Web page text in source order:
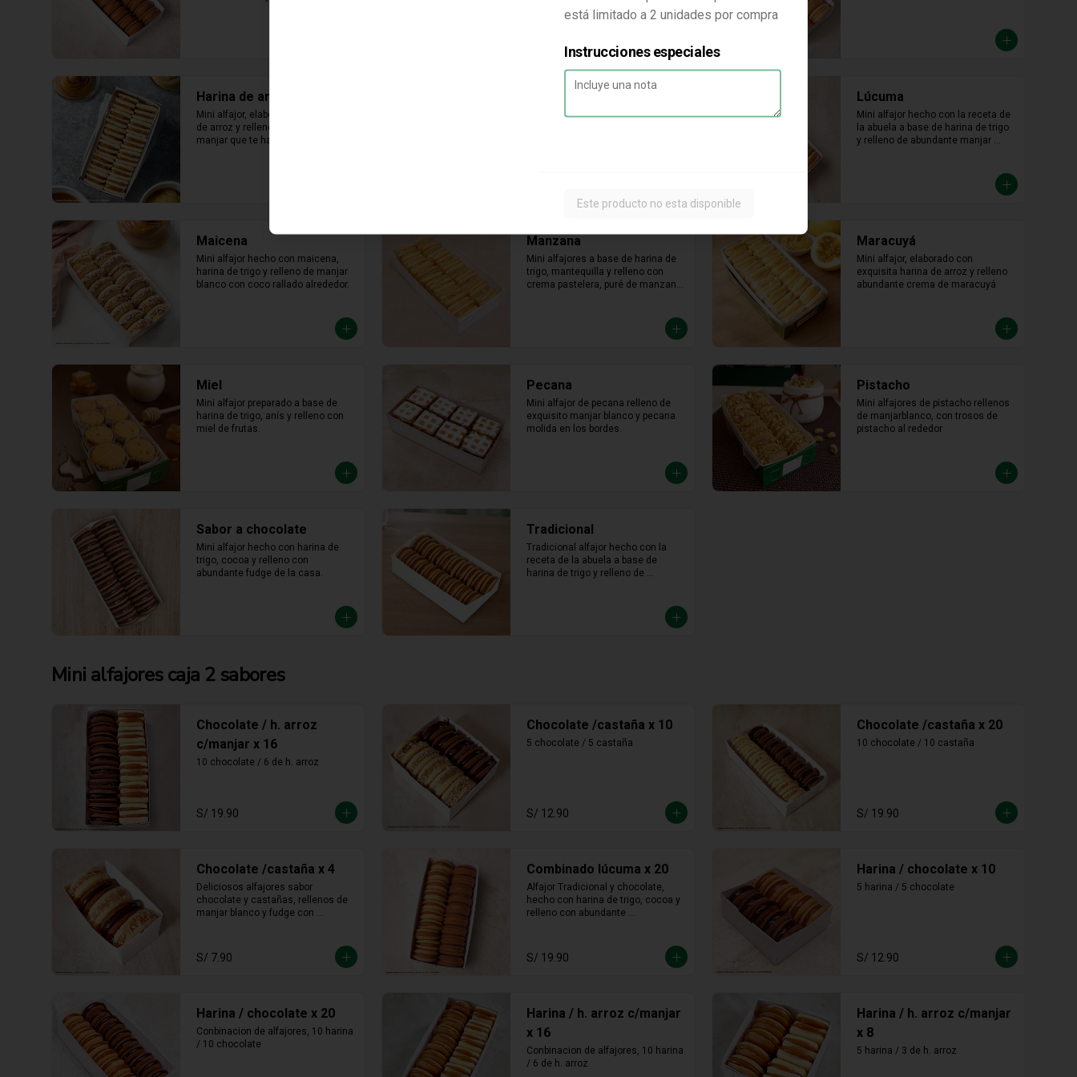
Relleno de manjar hecho con leche
fresca, dulce, cremoso y un toque
Harina de arroz
Mini alfajor, elaborado con harina
de arroz y relleno abundante
manjar que te hará saborear cada
Mini alfajor de maicena relleno con
Lúcuma
Mini alfajor hecho con la receta de
la abuela a base de harina de trigo
y relleno de abundante manjar
Maicena
Mini alfajor hecho con maicena,
harina de trigo y relleno de manjar
blanco con coco rallado alrededor.
Manzana
Mini alfajores a base de harina de
trigo, mantequilla y relleno con
crema pastelera, puré de manzana
Maracuyá
Mini alfajor, elaborado con
exquisita harina de arroz y relleno
abundante crema de maracuyá
Miel
Mini alfajor preparado a base de
harina de trigo, anís y relleno con
miel de frutas.
Pecana
Mini alfajor de pecana relleno de
exquisito manjar blanco y pecana
molida en los bordes.
Pistacho
Mini alfajores de pistacho rellenos
de manjarblanco, con trosos de
pistacho al rededor
Sabor a chocolate
Mini alfajor hecho con harina de
trigo, cocoa y relleno con
abundante fudge de la casa.
Tradicional
Tradicional alfajor hecho con la
receta de la abuela a base de
harina de trigo y relleno de
Mini alfajores caja 2 sabores
Chocolate / h. arroz
c/manjar x 16
10 chocolate / 6 de h. arroz
S/ 19.90
Chocolate /castaña x 10
5 chocolate / 5 castaña
S/ 12.90
Chocolate /castaña x 20
10 chocolate / 10 castaña
S/ 19.90
Chocolate /castaña x 4
Deliciosos alfajores sabor
chocolate y castañas, rellenos de
manjar blanco y fudge con
S/ 7.90
Combinado lúcuma x 20
Alfajor Tradicional y chocolate,
hecho con harina de trigo, cocoa y
relleno con abundante
S/ 19.90
Harina / chocolate x 10
5 harina / 5 chocolate
S/ 12.90
Harina / chocolate x 20
Conbinacion de alfajores, 10 harina
/ 10 chocolate
Harina / h. arroz c/manjar
x 16
Conbinacion de alfajores, 10 harina
/ 6 de h. arroz
Harina / h. arroz c/manjar
x 8
5 harina / 3 de h. arroz
está limitado a 2 unidades por compra
Instrucciones especiales
Este producto no esta disponible